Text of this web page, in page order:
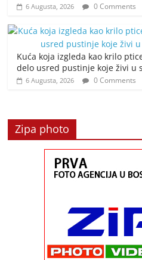
6 Augusta, 2026 0 Comments
Kuća koja izgleda kao krilo
delo usred pustinje koje živi u
6 Augusta, 2026 0 Comments
Zipa photo